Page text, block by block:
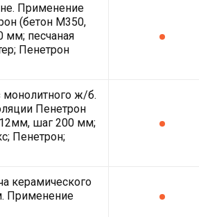
Применение
(бетон М350,
мм; песчаная
Пенетрон
монолитного ж/б.
Пенетрон
шаг 200 мм;
Пенетрон;
керамического
Применение